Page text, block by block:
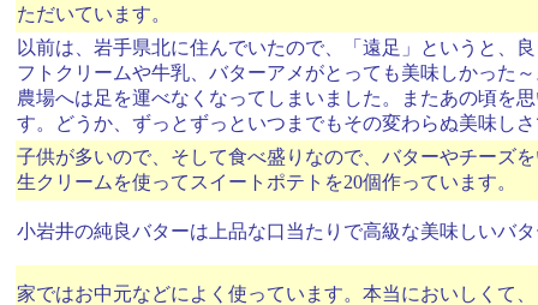
ただいています。
以前は、岩手県北に住んでいたので、「遠足」というと、
フトクリームや牛乳、バターアメがとっても美味しかった
農場へは足を運べなくなってしまいました。またあの頃を
す。どうか、ずっとずっといつまでもその変わらぬ美味し
子供が多いので、そして食べ盛りなので、バターやチーズ
生クリームを使ってスイートポテトを20個作っています。
小岩井の純良バターは上品な口当たりで高級な美味しいバ
家ではお中元などによく使っています。本当においしくて